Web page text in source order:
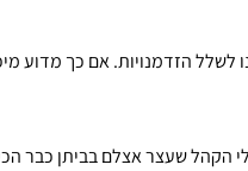
לשלל הזדמנויות. אם כך
הקהל שעצר אצלם בביתן כבר